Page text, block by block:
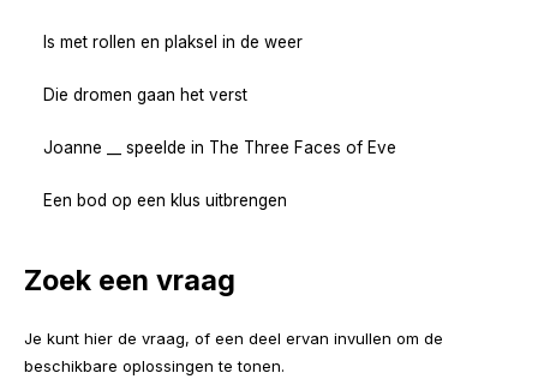
Is met rollen en plaksel in de weer
Die dromen gaan het verst
Joanne __ speelde in The Three Faces of Eve
Een bod op een klus uitbrengen
Zoek een vraag
Je kunt hier de vraag, of een deel ervan invullen om de
beschikbare oplossingen te tonen.